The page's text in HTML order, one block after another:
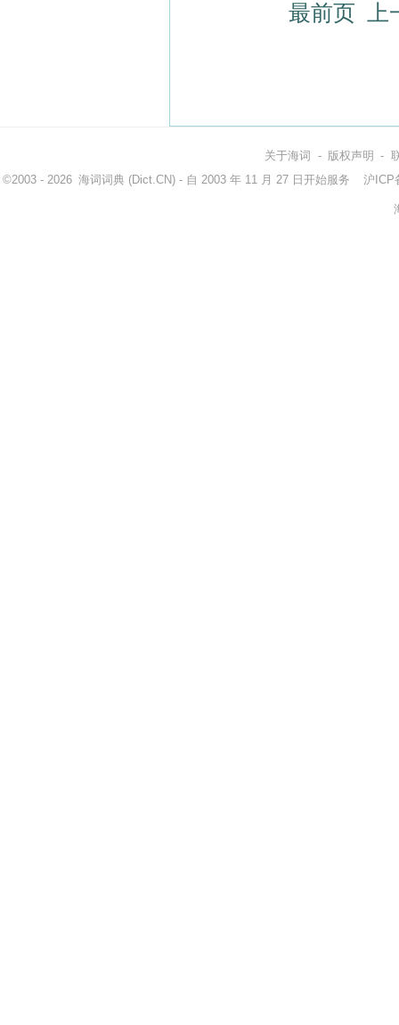
最前页
关于海词 - 版权声明 -
©2003 - 2026 海词词典 (Dict.CN) - 自 2003 年 11 月 27 日开始服务 沪ICP